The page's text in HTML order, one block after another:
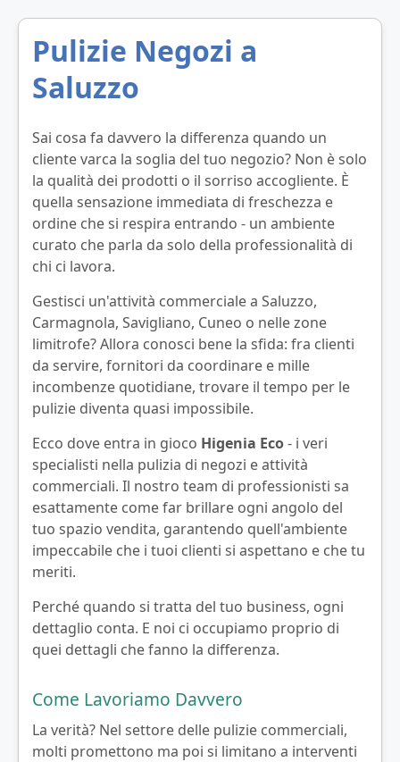
Pulizie Negozi a
Saluzzo
Sai cosa fa davvero la differenza quando un
cliente varca la soglia del tuo negozio? Non è solo
la qualità dei prodotti o il sorriso accogliente. È
quella sensazione immediata di freschezza e
ordine che si respira entrando - un ambiente
curato che parla da solo della professionalità di
chi ci lavora.
Gestisci un'attività commerciale a Saluzzo,
Carmagnola, Savigliano, Cuneo o nelle zone
limitrofe? Allora conosci bene la sfida: fra clienti
da servire, fornitori da coordinare e mille
incombenze quotidiane, trovare il tempo per le
pulizie diventa quasi impossibile.
Ecco dove entra in gioco Higenia Eco- i veri
specialisti nella pulizia di negozi e attività
commerciali. Il nostro team di professionisti sa
esattamente come far brillare ogni angolo del
tuo spazio vendita, garantendo quell'ambiente
impeccabile che i tuoi clienti si aspettano e che tu
meriti.
Perché quando si tratta del tuo business, ogni
dettaglio conta. E noi ci occupiamo proprio di
quei dettagli che fanno la differenza.
Come Lavoriamo Davvero
La verità? Nel settore delle pulizie commerciali,
molti promettono ma poi si limitano a interventi